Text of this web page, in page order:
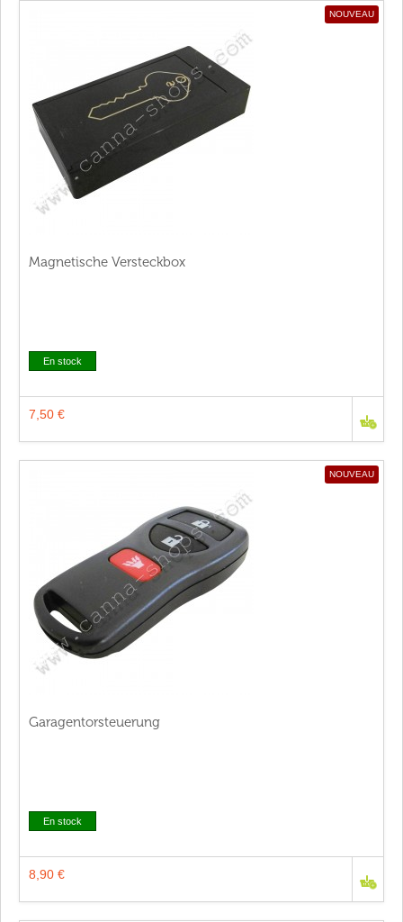
NOUVEAU
Magnetische Versteckbox
En stock
7,50 €
NOUVEAU
Garagentorsteuerung
En stock
8,90 €